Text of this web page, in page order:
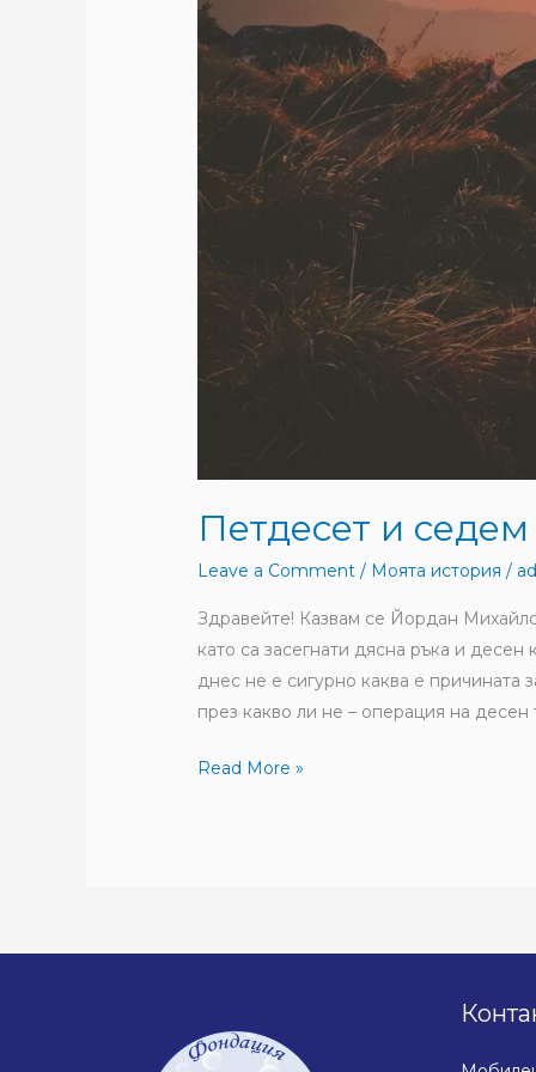
Петдесет и
Leave a Comment / Моята история /
Здравейте! Казвам се Йордан
като са засегнати дясна ръка и
днес не е сигурно каква е причината
през какво ли не – операция на десен
Read More »